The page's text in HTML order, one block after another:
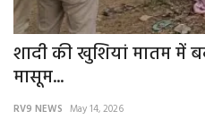
शादी की खुशियां मातम में
मासूम...
RV9 NEWS May 14, 2026